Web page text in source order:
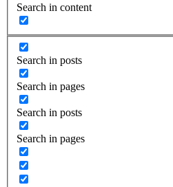
Search in content
Search in posts
Search in pages
Search in posts
Search in pages